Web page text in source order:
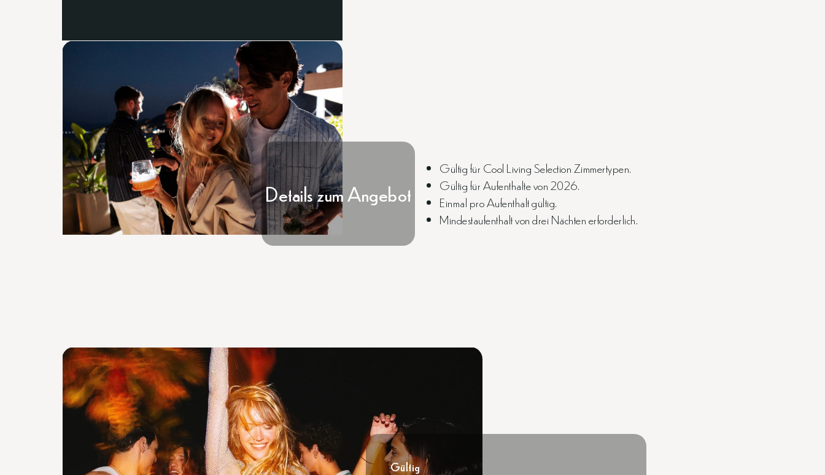
Details zum Angebot
Gültig für Cool Living Selection Zimmertypen.
Gültig für Aufenthalte von 2026.
Einmal pro Aufenthalt gültig.
Mindestaufenthalt von drei Nächten erforderlich.
Gültig